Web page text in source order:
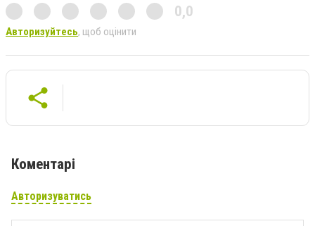
0,0
Авторизуйтесь, щоб оцінити
Коментарі
Авторизуватись